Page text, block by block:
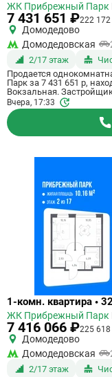
квартиру
ЖК Прибрежный Парк
7 431 651 ₽222
Домодедово
Домодедовская
2/17 этаж
Продается
Парк за 7 431 651 р,
Вокзальная.
IV квартале 2028 года с
от станции
квартиры - 33.45 м².
назовите его когда
Вчера, 17:33
Ссылка
квартиру
1-комн. квартира •
ЖК Прибрежный Парк
7 416 066 ₽225
Домодедово
Домодедовская
2/17 этаж